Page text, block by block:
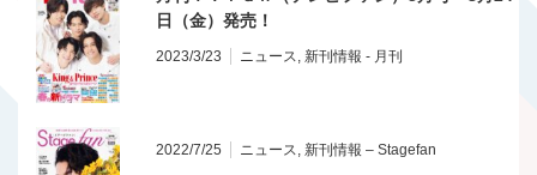
日（金）発売！
2023/3/23 ニュース, 新刊情報 - 月刊
2022/7/25 ニュース, 新刊情報 – Stagefan